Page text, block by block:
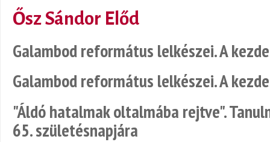
Ősz Sándor Előd
Galambod református lelkészei. A
Galambod református lelkészei. A
"Áldó hatalmak oltalmába rejtve".
65. születésnapjára